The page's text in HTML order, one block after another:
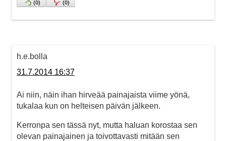
(0) (0)
h.e.bolla
31.7.2014 16:37
Ai niin, näin ihan hirveää painajaista viime yönä,
tukalaa kun on helteisen päivän jälkeen.
Kerronpa sen tässä nyt, mutta haluan korostaa sen
olevan painajainen ja toivottavasti mitään sen